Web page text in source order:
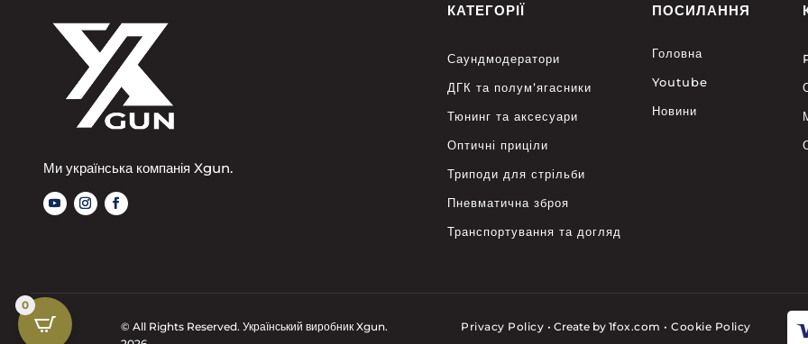
Ми українська компанія Xgun.
КАТЕГОРІЇ
Саундмодератори
ДГК та полум’ягасники
Тюнинг та аксесуари
Оптичні приціли
Триподи для стрільби
Пневматична зброя
Транспортування та догляд
ПОСИЛАННЯ
Головна
Youtube
Новини
© All Rights Reserved. Український виробник Xgun.
Privacy Policy • Create by 1fox.com•Cookie Policy
0